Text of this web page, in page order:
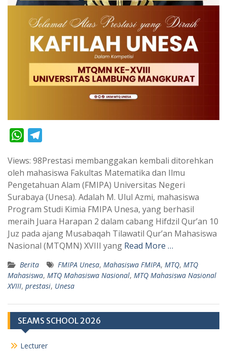
W
a
s
A
p
p
l
e
g
r
a
m
Views: 98Prestasi membanggakan kembali ditorehkan
oleh mahasiswa Fakultas Matematika dan Ilmu
Pengetahuan Alam (FMIPA) Universitas Negeri
Surabaya (Unesa). Adalah M. Ulul Azmi, mahasiswa
Program Studi Kimia FMIPA Unesa, yang berhasil
meraih Juara Harapan 2 dalam cabang Hifdzil Qur’an 10
Juz pada ajang Musabaqah Tilawatil Qur’an Mahasiswa
Nasional (MTQMN) XVIII yang Read More …
Berita FMIPA Unesa, Mahasiswa FMIPA, MTQ, MTQ
Mahasiswa, MTQ Mahasiswa Nasional, MTQ Mahasiswa Nasional
XVIII, prestasi, Unesa
SEAMS SCHOOL 2026
Lecturer